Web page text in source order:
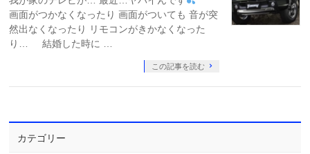
画面がつかなくなったり 画面がついても 音が突
然出なくなったり リモコンがきかなくなった
り… 結婚した時に …
この記事を読む
カテゴリー